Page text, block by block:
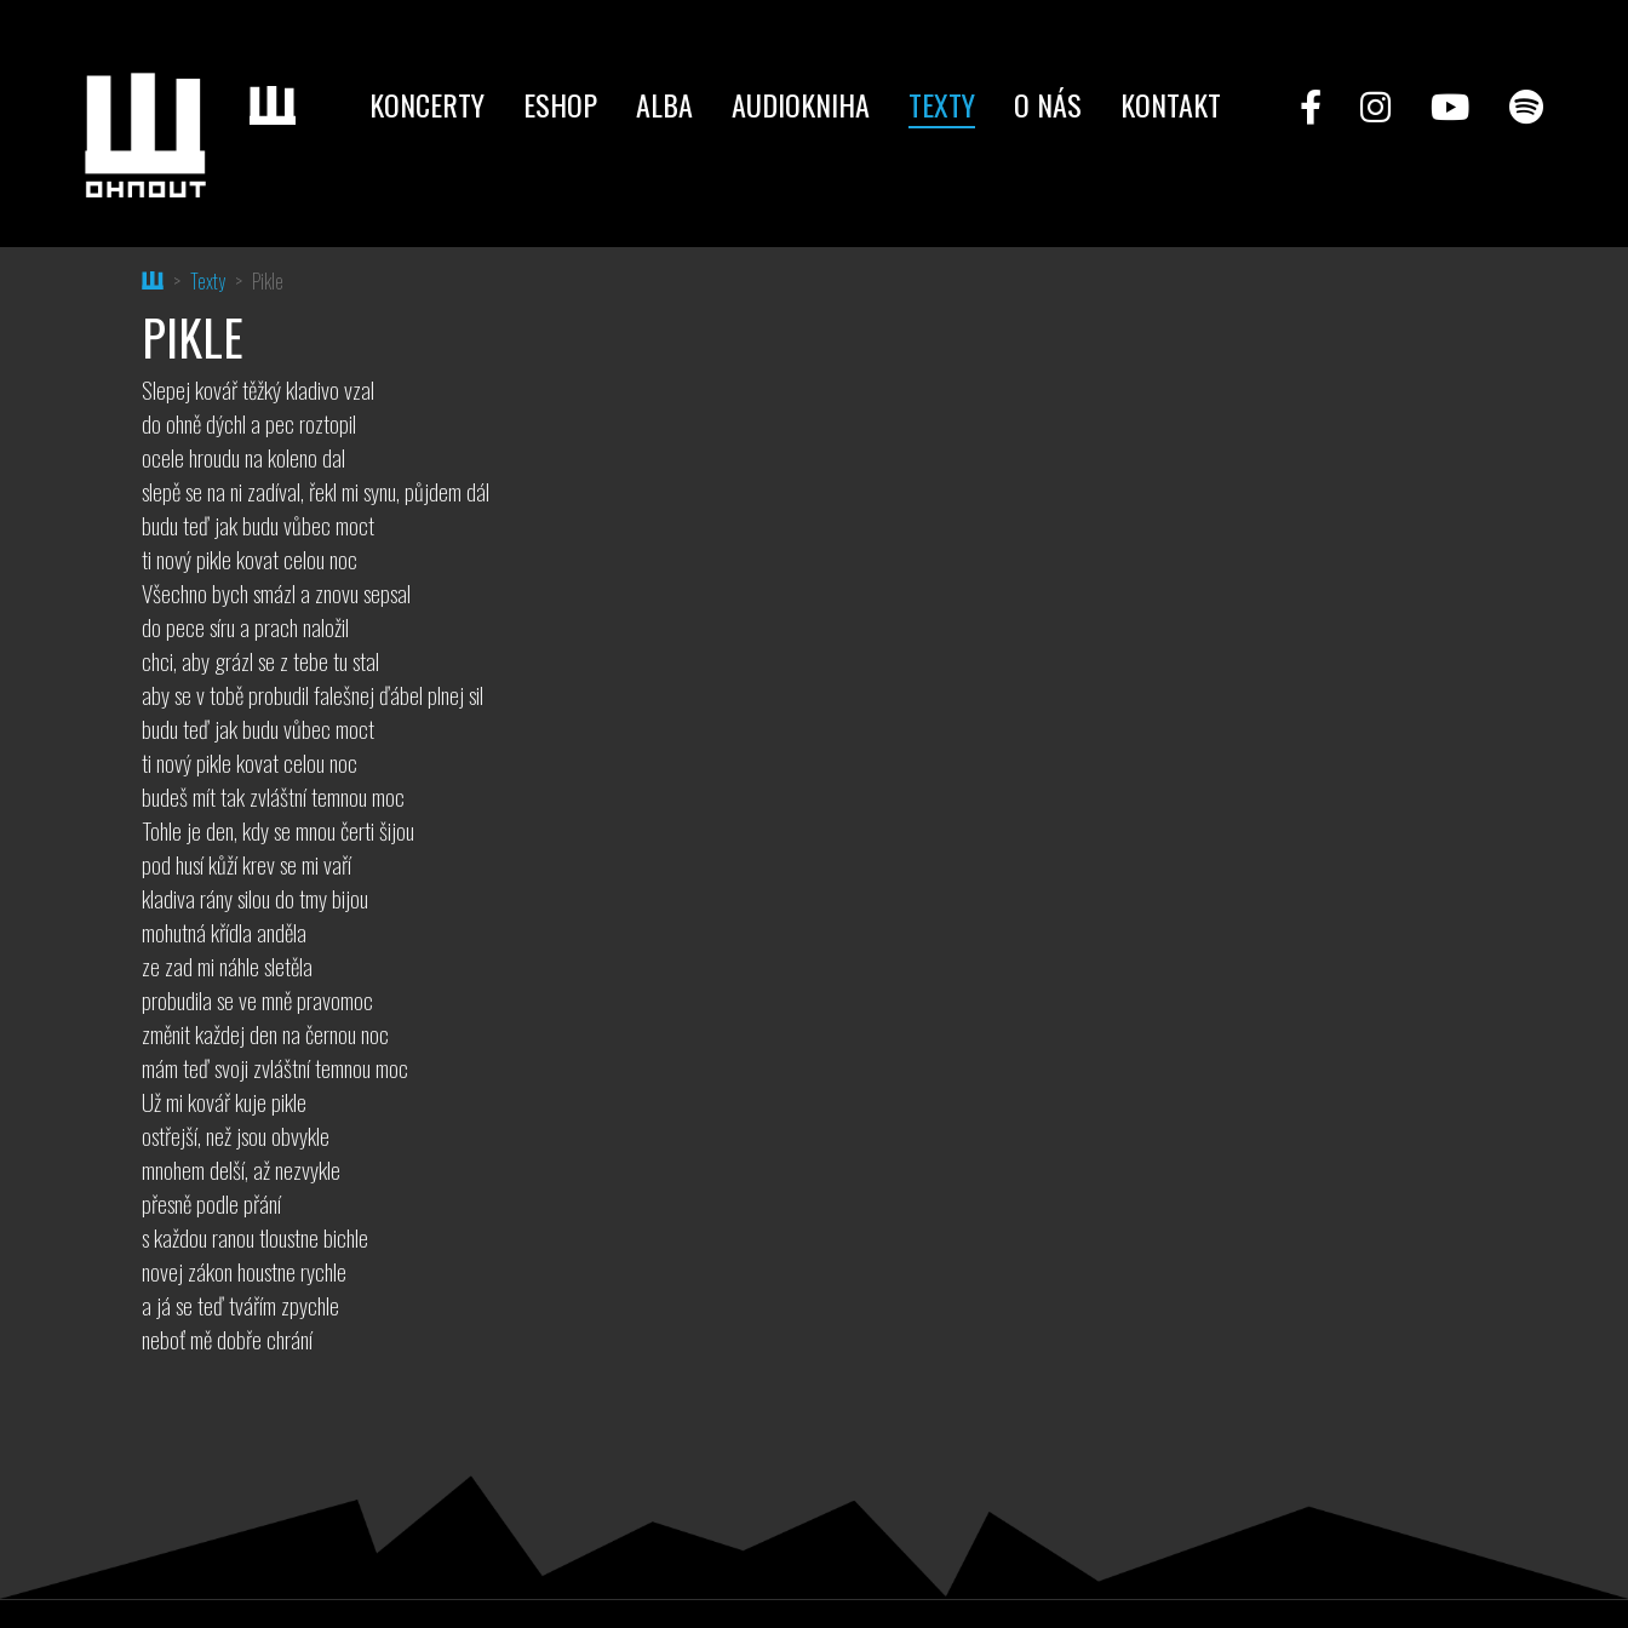
KONCERTY ESHOP ALBA AUDIOKNIHA TEXTY O NÁS KONTAKT
HomeTexty Pikle
PIKLE
Slepej kovář těžký kladivo vzal
do ohně dýchl a pec roztopil
ocele hroudu na koleno dal
slepě se na ni zadíval, řekl mi synu, půjdem dál
budu teď jak budu vůbec moct
ti nový pikle kovat celou noc
Všechno bych smázl a znovu sepsal
do pece síru a prach naložil
chci, aby grázl se z tebe tu stal
aby se v tobě probudil falešnej ďábel plnej sil
budu teď jak budu vůbec moct
ti nový pikle kovat celou noc
budeš mít tak zvláštní temnou moc
Tohle je den, kdy se mnou čerti šijou
pod husí kůží krev se mi vaří
kladiva rány silou do tmy bijou
mohutná křídla anděla
ze zad mi náhle sletěla
probudila se ve mně pravomoc
změnit každej den na černou noc
mám teď svoji zvláštní temnou moc
Už mi kovář kuje pikle
ostřejší, než jsou obvykle
mnohem delší, až nezvykle
přesně podle přání
s každou ranou tloustne bichle
novej zákon houstne rychle
a já se teď tvářím zpychle
neboť mě dobře chrání